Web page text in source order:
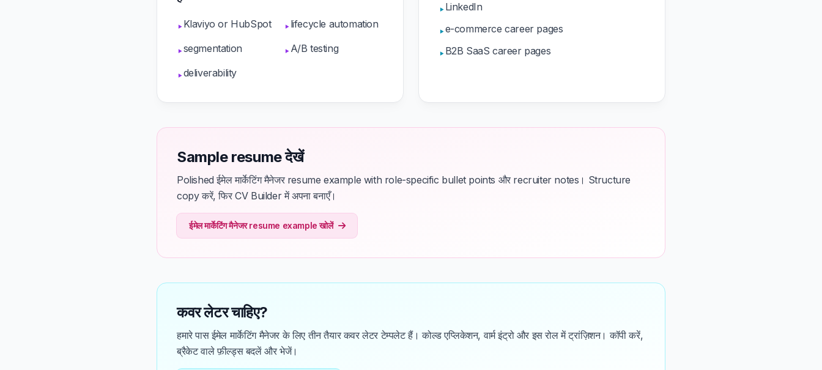
▸Klaviyo or HubSpot ▸lifecycle automation
▸segmentation ▸A/B testing
▸deliverability
▸LinkedIn
▸e-commerce career pages
▸B2B SaaS career pages
Sample resume देखें
Polished ईमेल मार्केटिंग मैनेजर resume example with role-specific bullet points और recruiter notes। Structure
copy करें, फिर CV Builder में अपना बनाएँ।
ईमेल मार्केटिंग मैनेजर resume example खोलें
कवर लेटर चाहिए?
हमारे पास ईमेल मार्केटिंग मैनेजर के लिए तीन तैयार कवर लेटर टेम्पलेट हैं। कोल्ड एप्लिकेशन, वार्म इंट्रो और इस रोल में ट्रांज़िशन। कॉपी करें,
ब्रैकेट वाले फ़ील्ड्स बदलें और भेजें।